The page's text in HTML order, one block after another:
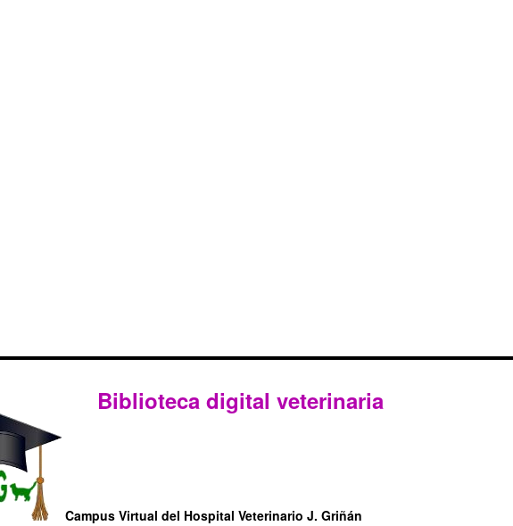
Biblioteca digital veterinaria
Campus Virtual del Hospital Veterinario J. Griñán